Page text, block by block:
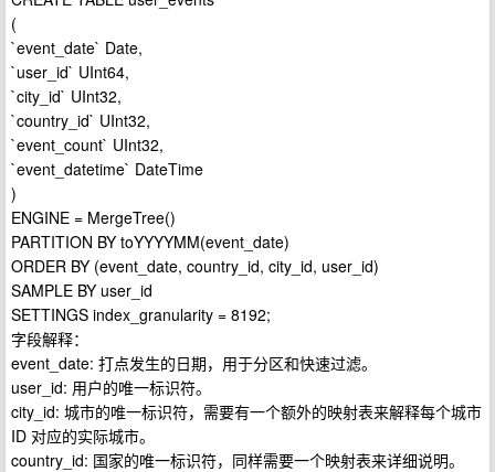
(
`event_date` Date,
`user_id` UInt64,
`city_id` UInt32,
`country_id` UInt32,
`event_count` UInt32,
`event_datetime` DateTime
)
ENGINE = MergeTree()
PARTITION BY toYYYYMM(event_date)
ORDER BY (event_date, country_id, city_id, user_id)
SAMPLE BY user_id
SETTINGS index_granularity = 8192;
字段解释：
event_date: 打点发生的日期，用于分区和快速过滤。
user_id: 用户的唯一标识符。
city_id: 城市的唯一标识符，需要有一个额外的映射表来解释每个城市
ID 对应的实际城市。
country_id: 国家的唯一标识符，同样需要一个映射表来详细说明。